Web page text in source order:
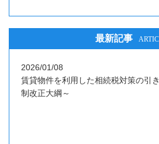
最新記事
2026/01/08
賃貸物件を利用した相続税対策の引
制改正大綱～